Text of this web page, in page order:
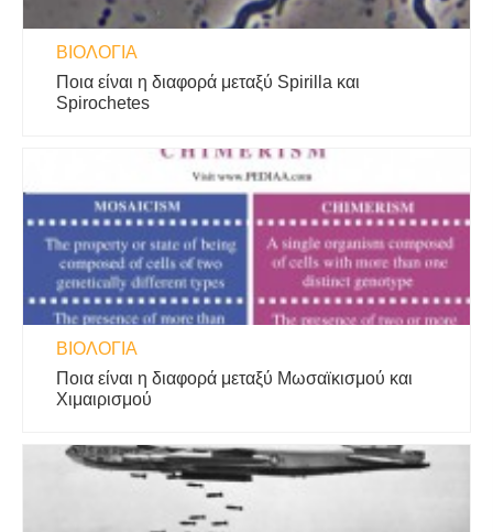
ΒΙΟΛΟΓΊΑ
Ποια είναι η διαφορά μεταξύ Spirilla και
Spirochetes
ΒΙΟΛΟΓΊΑ
Ποια είναι η διαφορά μεταξύ Μωσαϊκισμού και
Χιμαιρισμού